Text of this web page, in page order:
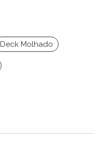
Deck Molhado